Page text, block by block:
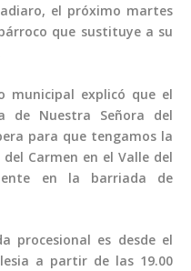
el próximo martes
que sustituye a su
municipal explicó que el
de Nuestra Señora del
para que tengamos la
Carmen en el Valle del
en la barriada de
procesional es desde el
a partir de las 19.00